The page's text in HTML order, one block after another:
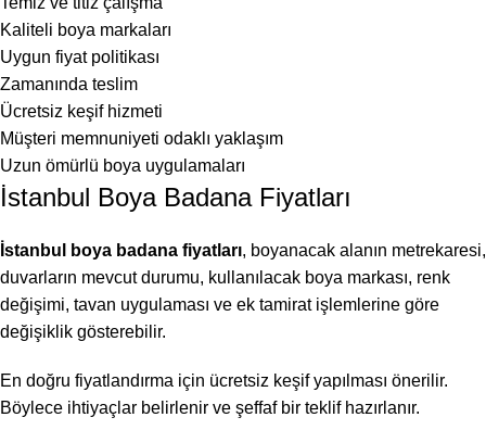
Kaliteli boya markaları
Uygun fiyat politikası
Zamanında teslim
Ücretsiz keşif hizmeti
Müşteri memnuniyeti odaklı yaklaşım
Uzun ömürlü boya uygulamaları
İstanbul Boya Badana Fiyatları
İstanbul boya badana fiyatları, boyanacak alanın metrekaresi,
duvarların mevcut durumu, kullanılacak boya markası, renk
değişimi, tavan uygulaması ve ek tamirat işlemlerine göre
değişiklik gösterebilir.
En doğru fiyatlandırma için ücretsiz keşif yapılması önerilir.
Böylece ihtiyaçlar belirlenir ve şeffaf bir teklif hazırlanır.